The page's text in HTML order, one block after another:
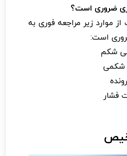
ضروری است؟
موارد زیر مراجعه فوری به
است:
شکم
شکمی
فشار